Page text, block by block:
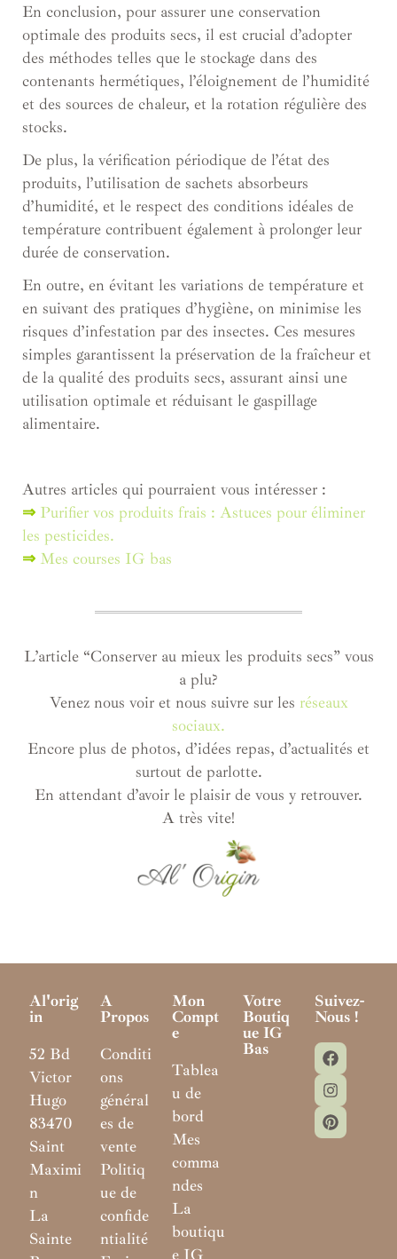
En conclusion, pour assurer une conservation
optimale des produits secs, il est crucial d’adopter
des méthodes telles que le stockage dans des
contenants hermétiques, l’éloignement de l’humidité
et des sources de chaleur, et la rotation régulière des
stocks.
De plus, la vérification périodique de l’état des
produits, l’utilisation de sachets absorbeurs
d’humidité, et le respect des conditions idéales de
température contribuent également à prolonger leur
durée de conservation.
En outre, en évitant les variations de température et
en suivant des pratiques d’hygiène, on minimise les
risques d’infestation par des insectes. Ces mesures
simples garantissent la préservation de la fraîcheur et
de la qualité des produits secs, assurant ainsi une
utilisation optimale et réduisant le gaspillage
alimentaire.
Autres articles qui pourraient vous intéresser :
⇒ Purifier vos produits frais : Astuces pour éliminer
les pesticides.
⇒ Mes courses IG bas
L’article “Conserver au mieux les produits secs” vous
a plu?
Venez nous voir et nous suivre sur les réseaux
sociaux.
Encore plus de photos, d’idées repas, d’actualités et
surtout de parlotte.
En attendant d’avoir le plaisir de vous y retrouver.
A très vite!
Al'orig
In
52 Bd
Victor
Hugo
83470
Saint
Maximi
n
La
Sainte
A
Propos
Conditi
ons
général
es de
vente
Politiq
ue de
confide
ntialité
Mon
Compt
E
Tablea
u de
bord
Mes
comma
ndes
La
boutiqu
e IG
Votre
Boutiq
Ue IG
Bas
Suivez-
Nous !